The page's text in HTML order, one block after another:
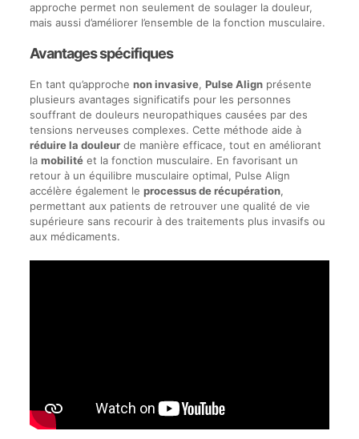
approche permet non seulement de soulager la douleur,
mais aussi d’améliorer l’ensemble de la fonction musculaire.
Avantages spécifiques
En tant qu’approche non invasive, Pulse Alignprésente
plusieurs avantages significatifs pour les personnes
souffrant de douleurs neuropathiques causées par des
tensions nerveuses complexes. Cette méthode aide à
réduire la douleurde manière efficace, tout en améliorant
la mobilitéet la fonction musculaire. En favorisant un
retour à un équilibre musculaire optimal, Pulse Align
accélère également le processus de récupération,
permettant aux patients de retrouver une qualité de vie
supérieure sans recourir à des traitements plus invasifs ou
aux médicaments.